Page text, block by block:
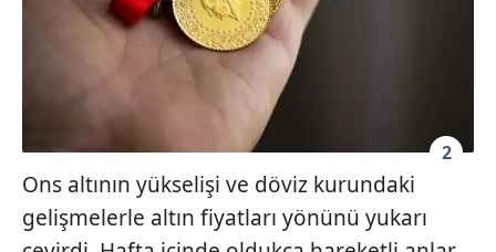
2
Ons altının yükselişi ve döviz kurundaki
gelişmelerle altın fiyatları yönünü yukarı